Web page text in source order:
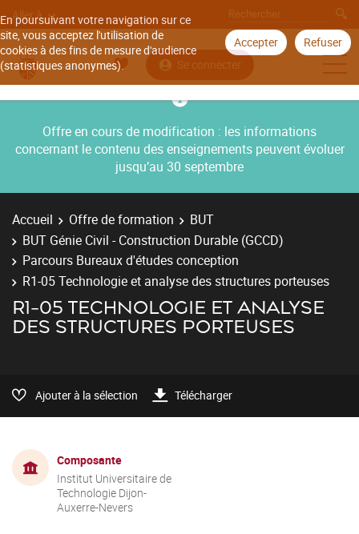
En poursuivant votre navigation sur ce
site, vous acceptez l'utilisation de
cookies à des fins de mesure d'audience
(statistiques anonymes).
Accepter Refuser
Aller à
Se connecter
Offre en cours de modification : les informations
concernant le contenu des enseignements peuvent évoluer
jusqu’au 30 septembre
Accueil Offre de formation
BUT
BUT Génie Civil - Construction Durable (GCCD)
Parcours Bureaux d'études conception
R1-05 Technologie et analyse des structures porteuses
R1-05 TECHNOLOGIE ET ANALYSE
DES STRUCTURES PORTEUSES
Ajouter à la sélection Télécharger
Composante
Institut Universitaire de
Technologie Dijon-
Auxerre-Nevers